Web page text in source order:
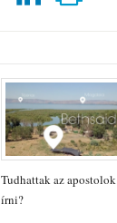
Tudhattak az apostolok
írni?